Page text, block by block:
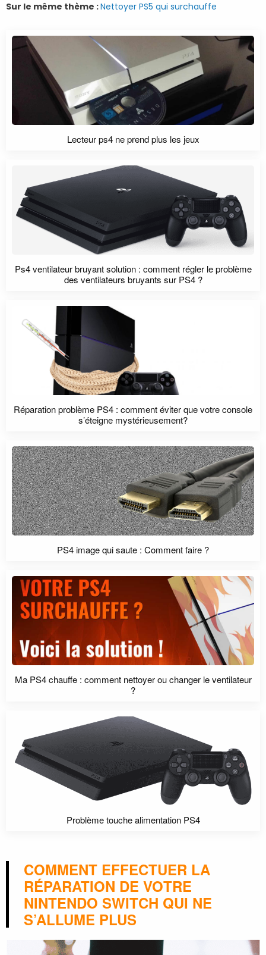
Sur le même thème :Nettoyer PS5 qui surchauffe
Lecteur ps4 ne prend plus les jeux
Ps4 ventilateur bruyant solution : comment régler le problème
des ventilateurs bruyants sur PS4 ?
Réparation problème PS4 : comment éviter que votre console
s’éteigne mystérieusement?
PS4 image qui saute : Comment faire ?
Ma PS4 chauffe : comment nettoyer ou changer le ventilateur
?
Problème touche alimentation PS4
COMMENT EFFECTUER LA
RÉPARATION DE VOTRE
NINTENDO SWITCH QUI NE
S’ALLUME PLUS